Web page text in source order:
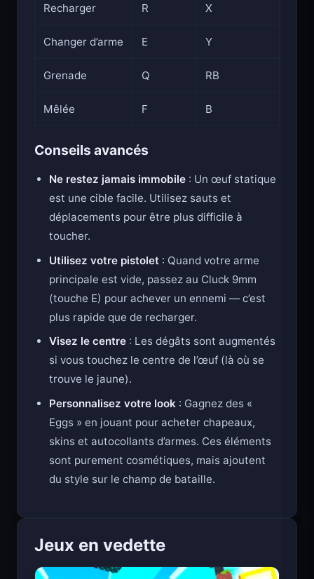
Recharger R X
Changer d’arme E Y
Grenade Q RB
Mêlée F B
Conseils avancés
Ne restez jamais immobile : Un œuf statique
est une cible facile. Utilisez sauts et
déplacements pour être plus difficile à
toucher.
Utilisez votre pistolet : Quand votre arme
principale est vide, passez au Cluck 9mm
(touche E) pour achever un ennemi — c’est
plus rapide que de recharger.
Visez le centre : Les dégâts sont augmentés
si vous touchez le centre de l’œuf (là où se
trouve le jaune).
Personnalisez votre look : Gagnez des «
Eggs » en jouant pour acheter chapeaux,
skins et autocollants d’armes. Ces éléments
sont purement cosmétiques, mais ajoutent
du style sur le champ de bataille.
Jeux en vedette